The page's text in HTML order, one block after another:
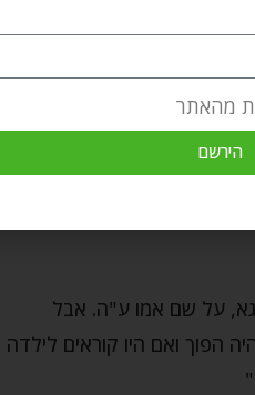
של רבי נחמן – מרת פייגא,
על שם אמו האהובה. כי גם אם
עד שהידיעה תגיע לברסלב
על שם אמו ע"ה. אבל
הפוך ואם היו קוראים לילדה
מהאתר
הירשם